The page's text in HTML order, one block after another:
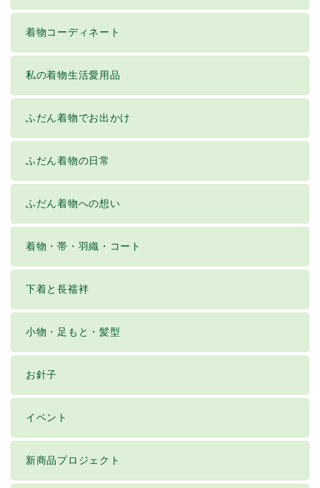
着物コーディネート
私の着物生活愛用品
ふだん着物でお出かけ
ふだん着物の日常
ふだん着物への想い
着物・帯・羽織・コート
下着と長襦袢
小物・足もと・髪型
お針子
イベント
新商品プロジェクト